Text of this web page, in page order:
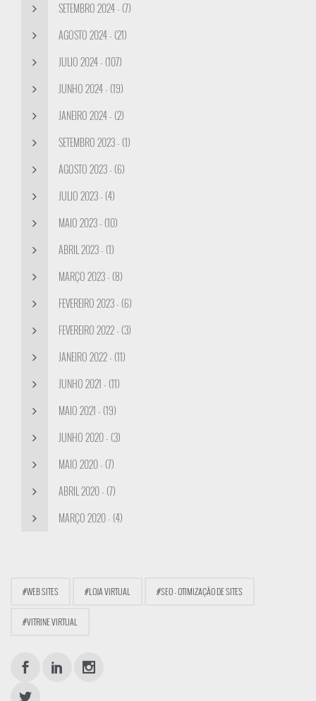
SETEMBRO 2024 - (7)
AGOSTO 2024 - (21)
JULIO 2024 - (107)
JUNHO 2024 - (19)
JANEIRO 2024 - (2)
SETEMBRO 2023 - (1)
AGOSTO 2023 - (6)
JULIO 2023 - (4)
MAIO 2023 - (10)
ABRIL 2023 - (1)
MARÇO 2023 - (8)
FEVEREIRO 2023 - (6)
FEVEREIRO 2022 - (3)
JANEIRO 2022 - (11)
JUNHO 2021 - (11)
MAIO 2021 - (19)
JUNHO 2020 - (3)
MAIO 2020 - (7)
ABRIL 2020 - (7)
MARÇO 2020 - (4)
#WEB SITES #LOJA VIRTUAL #SEO - OTIMIZAÇÃO DE SITES
#VITRINE VIRTUAL